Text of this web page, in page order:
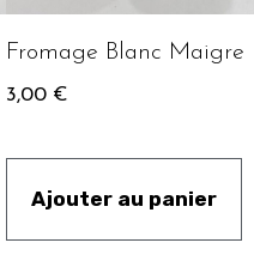
Fromage Blanc Maigre
3,00 €
Ajouter au panier